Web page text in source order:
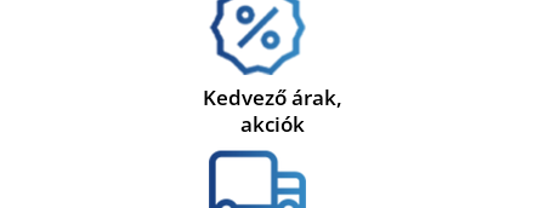
Kedvező árak,
akciók